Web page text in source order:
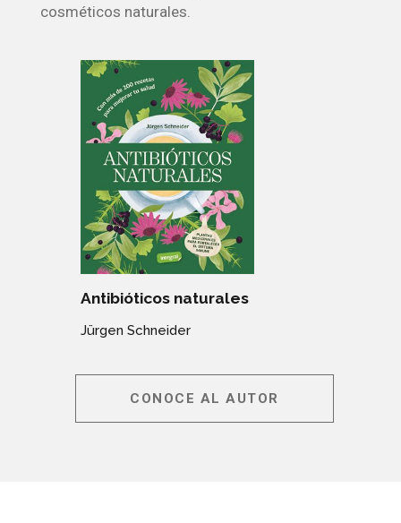
cosméticos naturales.
Antibióticos naturales
Jürgen Schneider
CONOCE AL AUTOR